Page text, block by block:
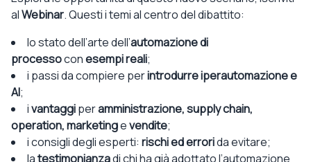
alWebinar. Questi i temi al centro del dibattito:
lo stato dell’arte dell’automazione di
processoconesempi reali;
i passi da compiere perintrodurre iperautomazione e
AI;
ivantaggiperamministrazione, supply chain,
operation, marketingevendite;
i consigli degli esperti: rischi ed errorida evitare;
latestimonianzadi chi ha già adottato l’automazione